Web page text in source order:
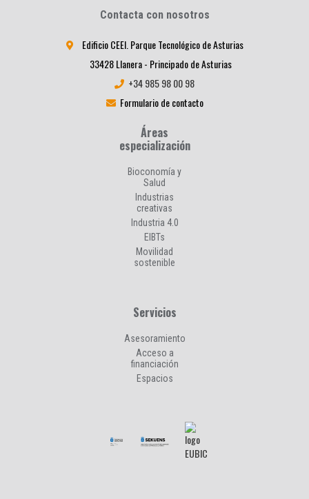
Contacta con nosotros
Edificio CEEI. Parque Tecnológico de Asturias
33428 Llanera - Principado de Asturias
+34 985 98 00 98
Formulario de contacto
Áreas
especialización
Bioconomía y
Salud
Industrias
creativas
Industria 4.0
EIBTs
Movilidad
sostenible
Servicios
Asesoramiento
Acceso a
financiación
Espacios